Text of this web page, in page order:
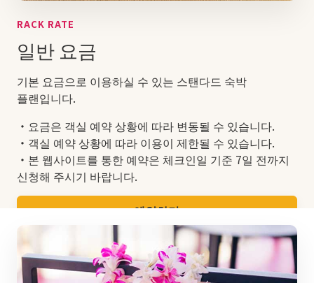
RACK RATE
일반 요금
기본 요금으로 이용하실 수 있는 스탠다드 숙박
플랜입니다.
・요금은 객실 예약 상황에 따라 변동될 수 있습니다.
・객실 예약 상황에 따라 이용이 제한될 수 있습니다.
・본 웹사이트를 통한 예약은 체크인일 기준 7일 전까지
신청해 주시기 바랍니다.
예약하기